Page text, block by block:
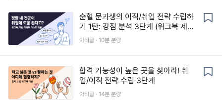
순혈 문과생의 이직/취업 전략 수립하
기 1탄: 강점 분석 3단계 (워크북 제
공)
아티클 · 10분 분량
합격 가능성이 높은 곳을 찾아라! 취
업/이직 전략 수립 3단계
아티클 · 14분 분량